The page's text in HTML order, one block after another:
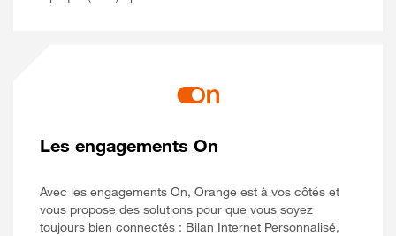
Les engagements On
Avec les engagements On, Orange est à vos côtés et
vous propose des solutions pour que vous soyez
toujours bien connectés : Bilan Internet Personnalisé,